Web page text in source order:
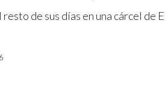
resto de sus días en una cárcel de